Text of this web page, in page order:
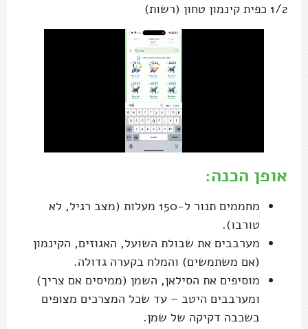
1/2 כפית קינמון טחון (רשות)
אופן הכנה:
מחממים תנור ל-150 מעלות (מצב רגיל, לא
טורבו).
מערבבים את שבולת השועל, האגוזים, הקינמון
(אם משתמשים) והמלח בקערה גדולה.
מוסיפים את הסילאן, השמן (ממיסים אם צריך)
ומערבבים היטב – עד שכל המצרכים מצופים
בשכבה דקיקה של שמן.